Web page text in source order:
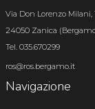
Via Don Lorenzo Milani,
24050 Zanica
Tel. 035.670299
ros@ros.bergamo.it
Navigazione